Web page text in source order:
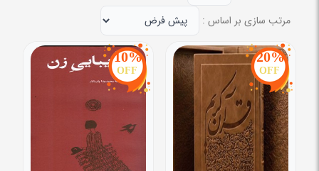
مرتب سازی بر اساس :
20%
OFF
10%
OFF